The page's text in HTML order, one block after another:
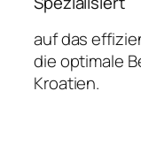
auf das
die optimale
Kroatien.